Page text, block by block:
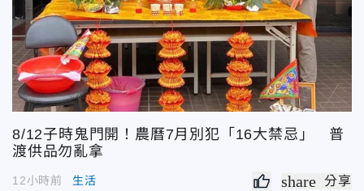
8/12子時鬼門開！農曆7月別犯「16大禁忌」 普
渡供品勿亂拿
12小時前 生活 share 分享